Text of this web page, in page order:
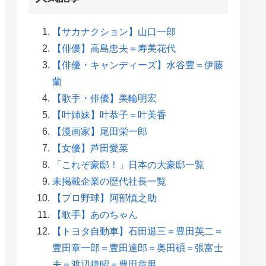
【サカナクション】山口一郎
【俳優】高島忠夫＝寿美花代
【俳優・キャンディーズ】水谷豊＝伊藤
蘭
【歌手・俳優】美輪明宏
【叶姉妹】叶恭子＝叶美香
【漫画家】尾田栄一郎
【女優】芦田愛菜
「これぞ豪邸！」日本の大豪邸一覧
未掲載企業の歴代社長一覧
【プロ野球】阿部慎之助
【歌手】あのちゃん
【トヨタ自動車】石田退三＝豊田英二＝
豊田章一郎＝豊田達郎＝奥田碩＝張富士